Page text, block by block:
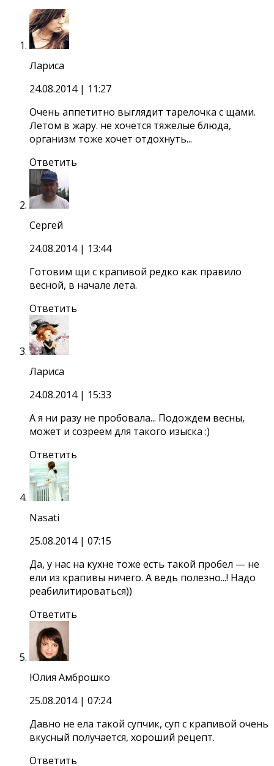
Лариса
24.08.2014 | 11:27
Очень аппетитно выглядит тарелочка с щами.
Летом в жару. не хочется тяжелые блюда,
организм тоже хочет отдохнуть...
Ответить
Сергей
24.08.2014 | 13:44
Готовим щи с крапивой редко как правило
весной, в начале лета.
Ответить
Лариса
24.08.2014 | 15:33
А я ни разу не пробовала... Подождем весны,
может и созреем для такого изыска :)
Ответить
Nasati
25.08.2014 | 07:15
Да, у нас на кухне тоже есть такой пробел — не
ели из крапивы ничего. А ведь полезно...! Надо
реабилитироваться))
Ответить
Юлия Амброшко
25.08.2014 | 07:24
Давно не ела такой супчик, суп с крапивой очень
вкусный получается, хороший рецепт.
Ответить